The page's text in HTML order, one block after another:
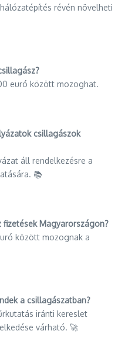
révén növelheti
euró között mozoghat.
csillagászok
áll rendelkezésre a
📚
Magyarországon?
között mozognak a
a csillagászatban?
iránti kereslet
várható. 🚀